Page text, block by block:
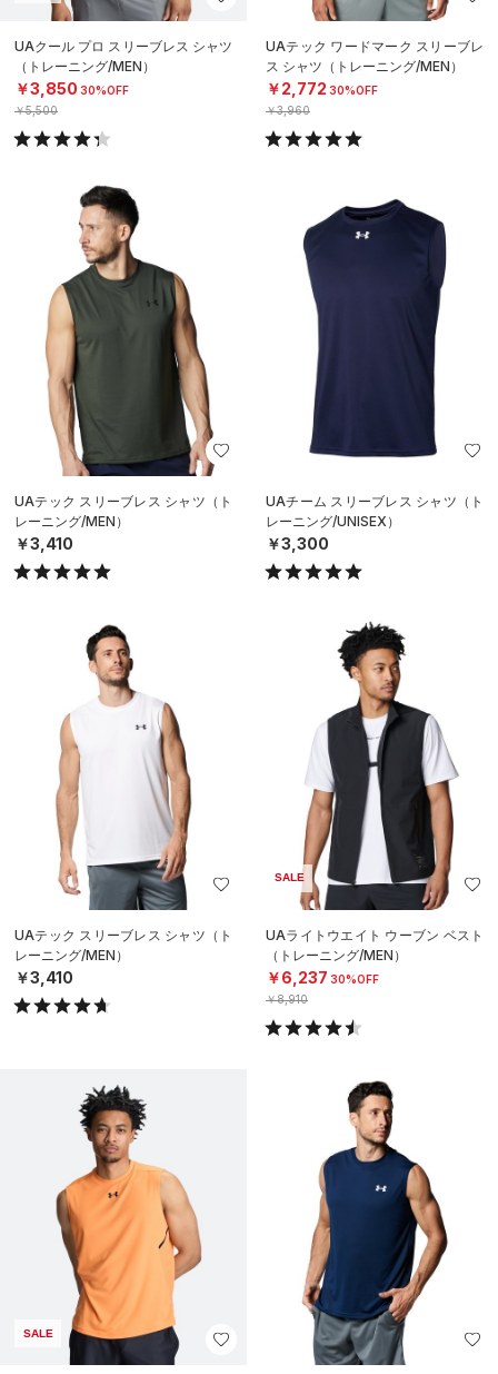
UAクール プロ スリーブレス シャツ
（トレーニング/MEN）
￥3,850 30%OFF
￥5,500
UAテック ワードマーク スリーブレ
ス シャツ（トレーニング/MEN）
￥2,772 30%OFF
￥3,960
UAテック スリーブレス シャツ（ト
レーニング/MEN）
￥3,410
UAチーム スリーブレス シャツ（ト
レーニング/UNISEX）
￥3,300
UAテック スリーブレス シャツ（ト
レーニング/MEN）
￥3,410
SALE
UAライトウエイト ウーブン ベスト
（トレーニング/MEN）
￥6,237 30%OFF
￥8,910
SALE